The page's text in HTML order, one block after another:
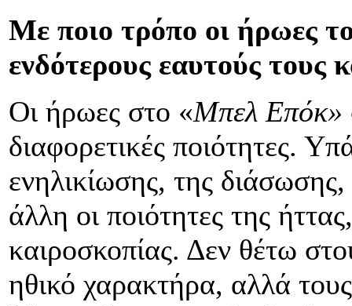
Με ποιο τρόπο οι ήρωες
ενδότερους εαυτούς τους
Οι ήρωες στο «Μπελ Επόκ»
διαφορετικές ποιότητες.
ενηλικίωσης, της
άλλη οι ποιότητες της
καιροσκοπίας. Δεν θέτω
ηθικό χαρακτήρα, αλλά